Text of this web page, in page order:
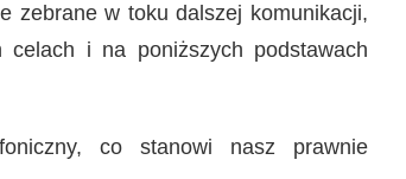
zebrane w toku dalszej komunikacji,
i na poniższych podstawach
co stanowi nasz prawnie